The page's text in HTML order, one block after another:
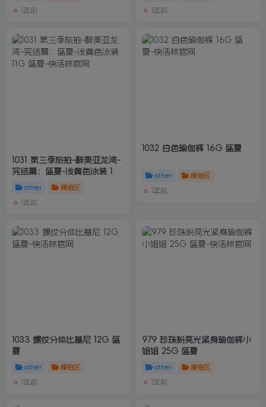
1年前 1年前
1031 第三季旅拍-醉美亚龙湾-
完结篇：盛夏-浅黄色泳装 11G
other 模拍区
1年前
1032 白色瑜伽裤 16G 盛夏
other 模拍区
1年前
1033 螺纹分体比基尼 12G 盛
夏
other 模拍区
1年前
979 珍珠粉亮光紧身瑜伽裤小
姐姐 25G 盛夏
other 模拍区
1年前